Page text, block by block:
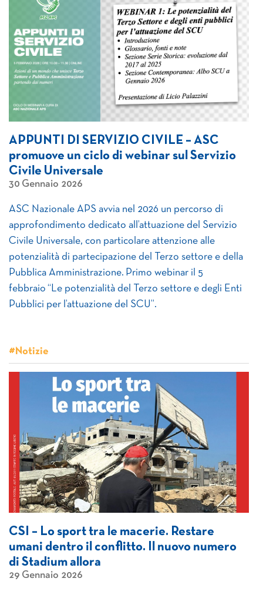
APPUNTI DI SERVIZIO CIVILE – ASC
promuove un ciclo di webinar sul Servizio
Civile Universale
30 Gennaio 2026
ASC Nazionale APS avvia nel 2026 un percorso di
approfondimento dedicato all’attuazione del Servizio
Civile Universale, con particolare attenzione alle
potenzialità di partecipazione del Terzo settore e della
Pubblica Amministrazione. Primo webinar il 5
febbraio “Le potenzialità del Terzo settore e degli Enti
Pubblici per l’attuazione del SCU”.
#Notizie
CSI – Lo sport tra le macerie. Restare
umani dentro il conflitto. Il nuovo numero
di Stadium allora
29 Gennaio 2026